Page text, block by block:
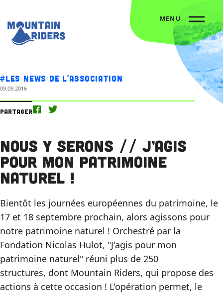
MENU
#Les news de l'association
09.09.2016
Partager
Nous y serons // J’agis
pour mon patrimoine
naturel !
Bientôt les journées européennes du patrimoine, le
17 et 18 septembre prochain, alors agissons pour
notre patrimoine naturel ! Orchestré par la
Fondation Nicolas Hulot, "J'agis pour mon
patrimoine naturel" réuni plus de 250
structures, dont Mountain Riders, qui propose des
actions à cette occasion ! L'opération permet, le